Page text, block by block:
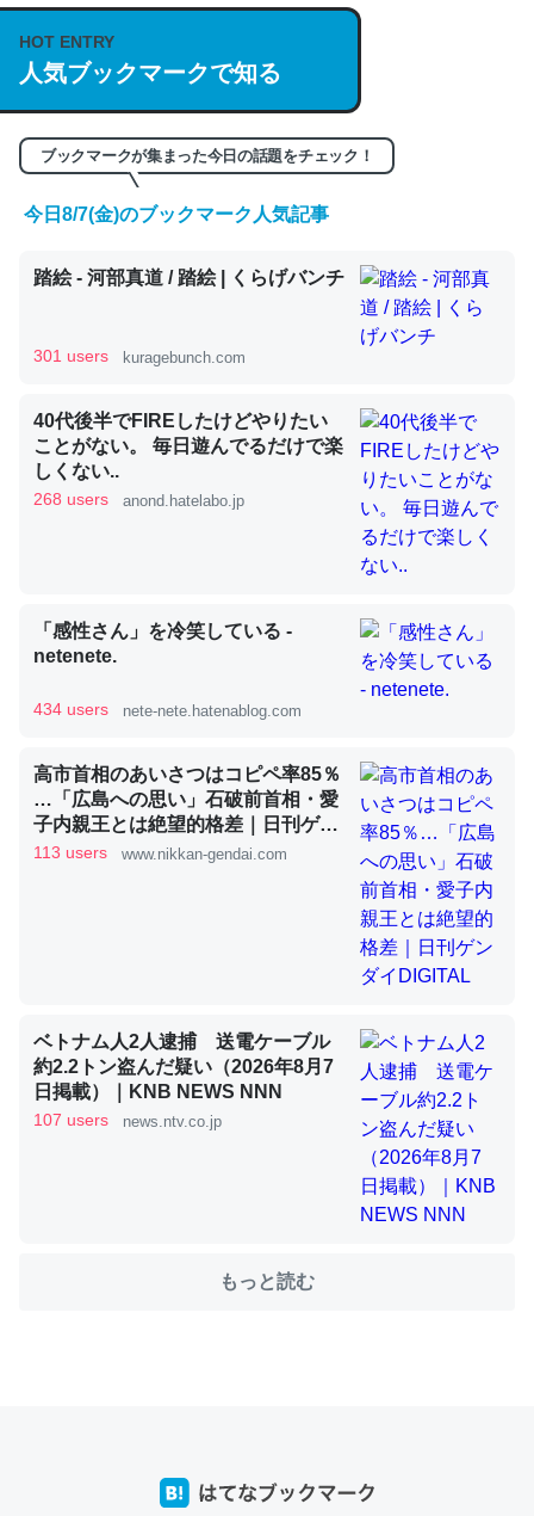
説してる記事が少ないので貴重な良記事。/続編来た
https://isobe324649.hatenablog.com/entry/2023/03/27
/064121
─GPTの仕組みと限界についての考察（１） - conceptualization
くらい。小説でいう「ずっと前の伏線」は回収されないけ
ど、短期記憶というには多い分量。進化すればするほど分
かりやすく強くなりそう
昆虫ってカルシウム少ないのか。知らんかった。調べたら
コオロギのカルシウム分はエビの600分の1程度。
論文では「淡水はカルシウムも酸素も不足してて両方に不
利だから両方が拮抗してるのでは」とあって面白い。海に
いる鋏角類（カブトガニ・ウミグモ）はカルシウムを使わ
ずキチンを強化してる筈だが、酵素が違うのか？
─ニュース :: 【研究発表】昆虫学の大問題＝「昆虫はなぜ海にいな
これを元に考えるとカルシウムを大量に使う脊椎動物と貝
類は苦労してるんだな…。腹足類だと殻を無くしてナメク
ジになったり努力してるし。
─ニュース :: 【研究発表】昆虫学の大問題＝「昆虫はなぜ海にいな
HOT ENTRY
人気ブックマークで知る
ブックマークが集まった今日の話題をチェック！
今日8/7(金)のブックマーク人気記事
踏絵 - 河部真道 / 踏絵 | くらげバンチ
301 users kuragebunch.com
40代後半でFIREしたけどやりたい
ことがない。 毎日遊んでるだけで楽
しくない..
268 users anond.hatelabo.jp
「感性さん」を冷笑している -
netenete.
434 users nete-nete.hatenablog.com
高市首相のあいさつはコピペ率85％
…「広島への思い」石破前首相・愛
子内親王とは絶望的格差｜日刊ゲン
ダイDIGITAL
113 users www.nikkan-gendai.com
ベトナム人2人逮捕 送電ケーブル
約2.2トン盗んだ疑い（2026年8月7
日掲載）｜KNB NEWS NNN
107 users news.ntv.co.jp
もっと読む